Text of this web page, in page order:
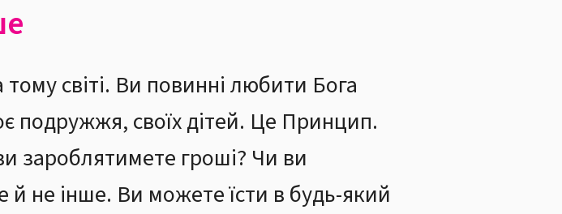
світі. Ви повинні любити Бога
подружжя, своїх дітей. Це Принцип.
зароблятимете гроші? Чи ви
й не інше. Ви можете їсти в будь-який